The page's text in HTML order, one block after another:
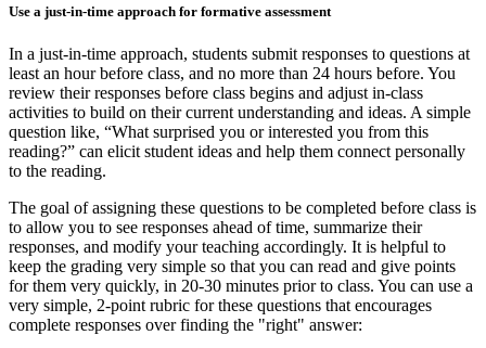
Use a just-in-time approach for formative assessment
In a just-in-time approach, students submit responses to questions at
least an hour before class, and no more than 24 hours before. You
review their responses before class begins and adjust in-class
activities to build on their current understanding and ideas. A simple
question like, “What surprised you or interested you from this
reading?” can elicit student ideas and help them connect personally
to the reading.
The goal of assigning these questions to be completed before class is
to allow you to see responses ahead of time, summarize their
responses, and modify your teaching accordingly. It is helpful to
keep the grading very simple so that you can read and give points
for them very quickly, in 20-30 minutes prior to class. You can use a
very simple, 2-point rubric for these questions that encourages
complete responses over finding the "right" answer: